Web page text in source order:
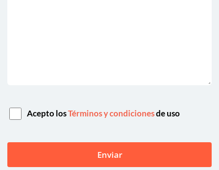
Acepto losTérminos y condicionesde uso